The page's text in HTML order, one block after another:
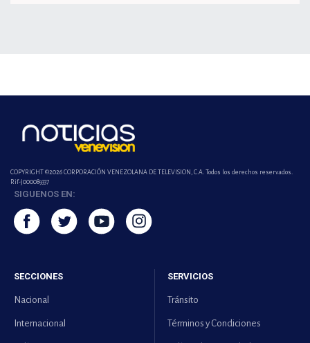
COPYRIGHT ©2026 CORPORACIÓN VENEZOLANA DE TELEVISION, C.A. Todos los derechos reservados.
Rif-j000089337
SIGUENOS EN:
SECCIONES
Nacional
Internacional
SERVICIOS
Tránsito
Términos y Condiciones